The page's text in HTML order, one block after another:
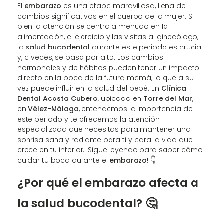
El embarazo es una etapa maravillosa, llena de
cambios significativos en el cuerpo de la mujer. Si
bien la atención se centra a menudo en la
alimentación, el ejercicio y las visitas al ginecólogo,
la salud bucodental durante este periodo es crucial
y, a veces, se pasa por alto. Los cambios
hormonales y de hábitos pueden tener un impacto
directo en la boca de la futura mamá, lo que a su
vez puede influir en la salud del bebé. En Clínica
Dental Acosta Cubero, ubicada en Torre del Mar,
en Vélez-Málaga, entendemos la importancia de
este periodo y te ofrecemos la atención
especializada que necesitas para mantener una
sonrisa sana y radiante para ti y para la vida que
crece en tu interior. ¡Sigue leyendo para saber cómo
cuidar tu boca durante el embarazo! 👇
¿Por qué el embarazo afecta a
la salud bucodental? 🤔